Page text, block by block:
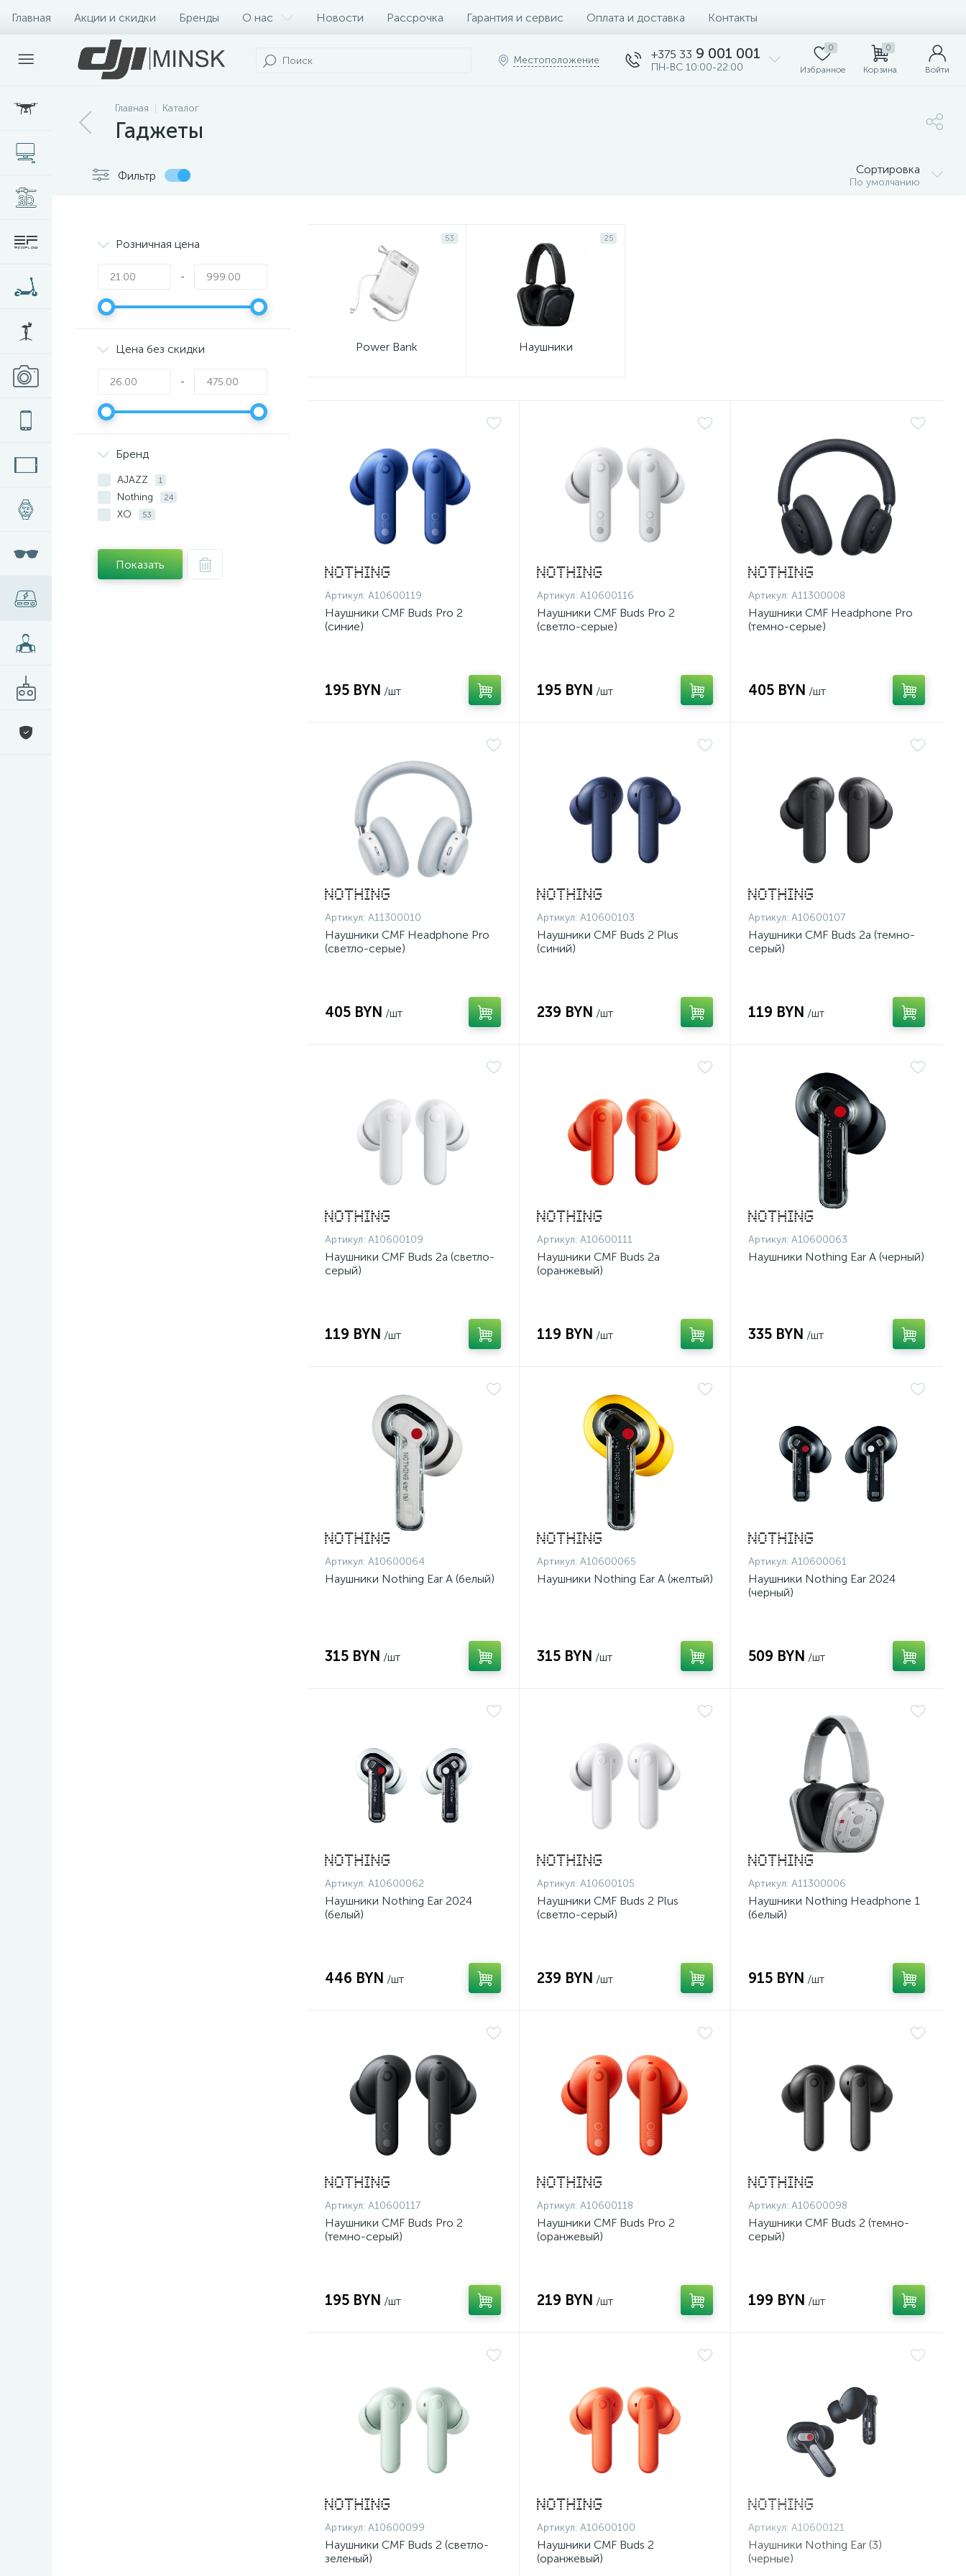
Главная Акции и скидки Бренды О нас Новости Рассрочка Гарантия и сервис Оплата и доставка Контакты
Местоположение +375 33 9 001 001
ПН-ВС 10:00-22:00
0
Избранное
0
Корзина Войти
Главная Каталог
Гаджеты
Фильтр Сортировка
По умолчанию
Розничная цена
-
Цена без скидки
-
Бренд
AJAZZ 1
Nothing 24
XO 53
Показать
53
Power Bank
25
Наушники
Артикул: A10600119
Наушники CMF Buds Pro 2
(синие)
195 BYN /шт
Артикул: A10600116
Наушники CMF Buds Pro 2
(светло-серые)
195 BYN /шт
Артикул: A11300008
Наушники CMF Headphone Pro
(темно-серые)
405 BYN /шт
Артикул: A11300010
Наушники CMF Headphone Pro
(светло-серые)
405 BYN /шт
Артикул: A10600103
Наушники CMF Buds 2 Plus
(синий)
239 BYN /шт
Артикул: A10600107
Наушники CMF Buds 2a (темно-
серый)
119 BYN /шт
Артикул: A10600109
Наушники CMF Buds 2a (светло-
серый)
119 BYN /шт
Артикул: A10600111
Наушники CMF Buds 2a
(оранжевый)
119 BYN /шт
Артикул: A10600063
Наушники Nothing Ear A (черный)
335 BYN /шт
Артикул: A10600064
Наушники Nothing Ear A (белый)
315 BYN /шт
Артикул: A10600065
Наушники Nothing Ear A (желтый)
315 BYN /шт
Артикул: A10600061
Наушники Nothing Ear 2024
(черный)
509 BYN /шт
Артикул: A10600062
Наушники Nothing Ear 2024
(белый)
446 BYN /шт
Артикул: A10600105
Наушники CMF Buds 2 Plus
(светло-серый)
239 BYN /шт
Артикул: A11300006
Наушники Nothing Headphone 1
(белый)
915 BYN /шт
Артикул: A10600117
Наушники CMF Buds Pro 2
(темно-серый)
195 BYN /шт
Артикул: A10600118
Наушники CMF Buds Pro 2
(оранжевый)
219 BYN /шт
Артикул: A10600098
Наушники CMF Buds 2 (темно-
серый)
199 BYN /шт
Артикул: A10600099
Наушники CMF Buds 2 (светло-
зеленый)
Артикул: A10600100
Наушники CMF Buds 2
(оранжевый)
Артикул: A10600121
Наушники Nothing Ear (3)
(черные)